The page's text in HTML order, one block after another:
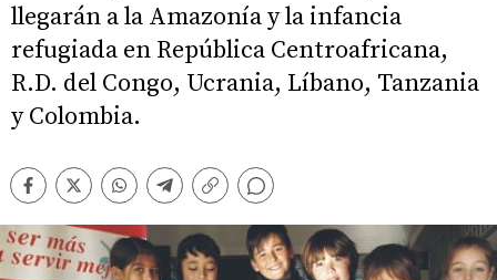
llegarán a la Amazonía y la infancia
refugiada en República Centroafricana,
R.D. del Congo, Ucrania, Líbano, Tanzania
y Colombia.
Facebook
TwitterWhatsappTelegram
Copiar
Comentarios